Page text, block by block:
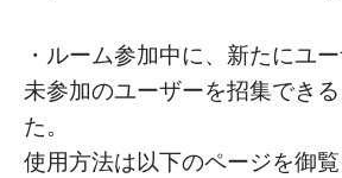
・ルーム参加中に、新たにユ
未参加のユーザーを招集でき
た。
使用方法は以下のページを御覧